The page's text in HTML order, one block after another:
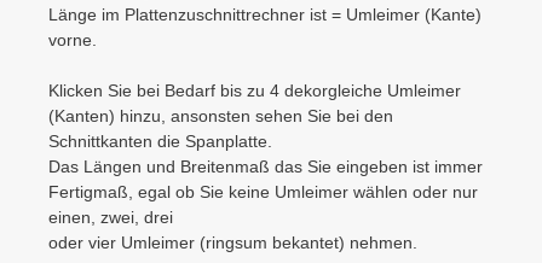
Länge im Plattenzuschnittrechner ist = Umleimer (Kante)
vorne.
Klicken Sie bei Bedarf bis zu 4 dekorgleiche Umleimer
(Kanten) hinzu, ansonsten sehen Sie bei den
Schnittkanten die Spanplatte.
Das Längen und Breitenmaß das Sie eingeben ist immer
Fertigmaß, egal ob Sie keine Umleimer wählen oder nur
einen, zwei, drei
oder vier Umleimer (ringsum bekantet) nehmen.